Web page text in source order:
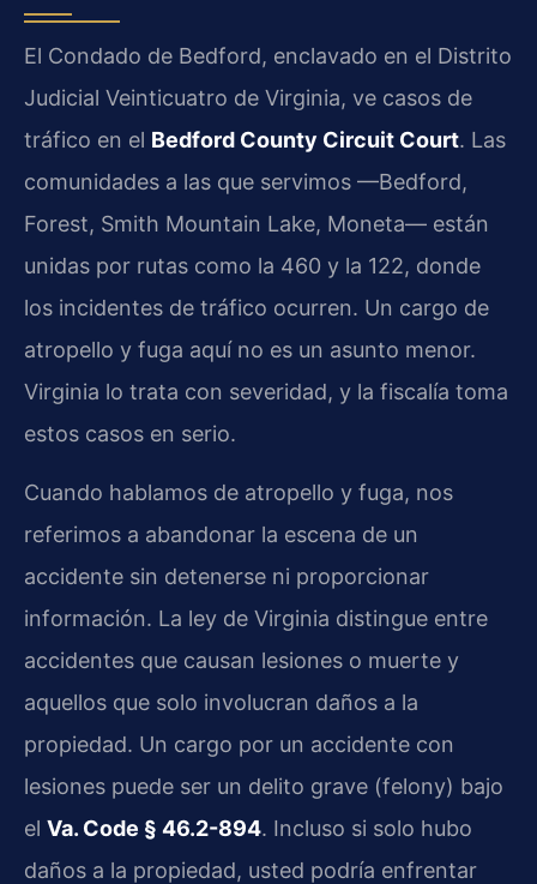
El Condado de Bedford, enclavado en el Distrito
Judicial Veinticuatro de Virginia, ve casos de
tráfico en el Bedford County Circuit Court. Las
comunidades a las que servimos —Bedford,
Forest, Smith Mountain Lake, Moneta— están
unidas por rutas como la 460 y la 122, donde
los incidentes de tráfico ocurren. Un cargo de
atropello y fuga aquí no es un asunto menor.
Virginia lo trata con severidad, y la fiscalía toma
estos casos en serio.
Cuando hablamos de atropello y fuga, nos
referimos a abandonar la escena de un
accidente sin detenerse ni proporcionar
información. La ley de Virginia distingue entre
accidentes que causan lesiones o muerte y
aquellos que solo involucran daños a la
propiedad. Un cargo por un accidente con
lesiones puede ser un delito grave (felony) bajo
el Va. Code § 46.2-894. Incluso si solo hubo
daños a la propiedad, usted podría enfrentar